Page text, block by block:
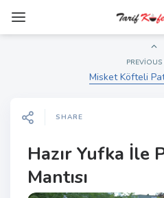
PREVIOUS
Misket Köfteli
SHARE
Hazır Yufka İle
Mantısı